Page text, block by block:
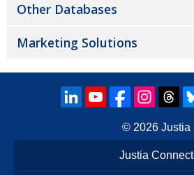
Other Databases
Marketing Solutions
© 2026 Justia
Justia Connect